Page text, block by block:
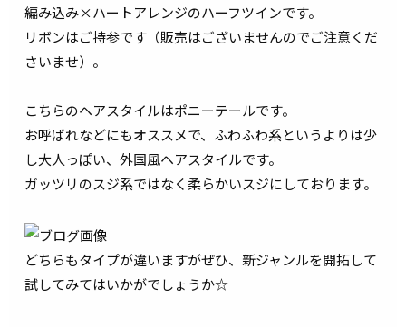
編み込み×ハートアレンジのハーフツインです。
リボンはご持参です（販売はございませんのでご注意くだ
さいませ）。
こちらのヘアスタイルはポニーテールです。
お呼ばれなどにもオススメで、ふわふわ系というよりは少
し大人っぽい、外国風ヘアスタイルです。
ガッツリのスジ系ではなく柔らかいスジにしております。
どちらもタイプが違いますがぜひ、新ジャンルを開拓して
試してみてはいかがでしょうか☆